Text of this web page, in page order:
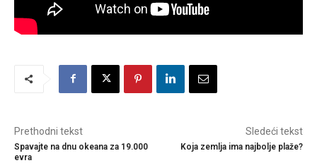
Prethodni tekst
Spavajte na dnu okeana za 19.000
evra
Sledeći tekst
Koja zemlja ima najbolje plaže?